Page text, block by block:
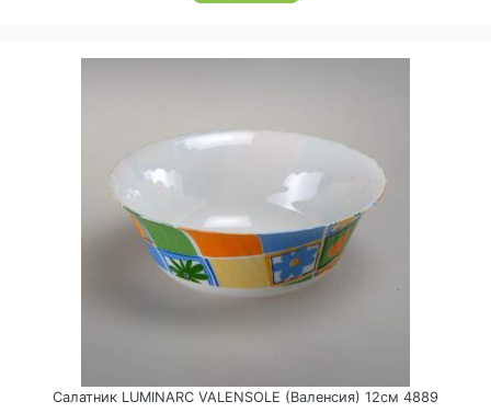
Салатник LUMINARC VALENSOLE (Валенсия) 12см 4889